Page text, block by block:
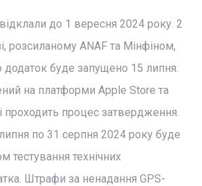
до 1 вересня 2024 року. 2
розсиланому ANAF та Мінфіном,
буде запущено 15 липня.
на платформи Apple Store та
проходить процес затвердження.
по 31 серпня 2024 року буде
тестування технічних
Штрафи за ненадання GPS-